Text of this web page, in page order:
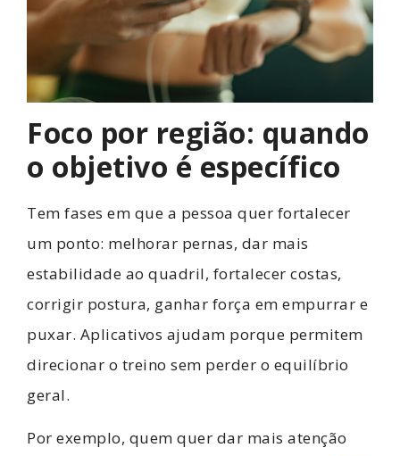
Foco por região: quando
o objetivo é específico
Tem fases em que a pessoa quer fortalecer
um ponto: melhorar pernas, dar mais
estabilidade ao quadril, fortalecer costas,
corrigir postura, ganhar força em empurrar e
puxar. Aplicativos ajudam porque permitem
direcionar o treino sem perder o equilíbrio
geral.
Por exemplo, quem quer dar mais atenção